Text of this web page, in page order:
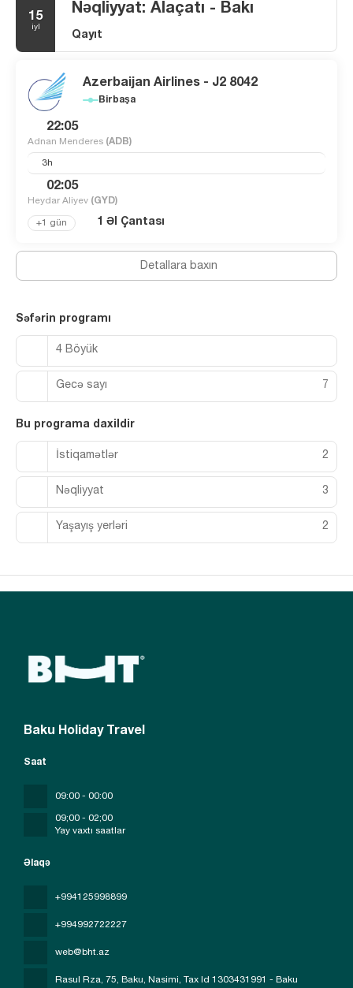
15
iyl
Nəqliyyat: Alaçatı - Bakı
Qayıt
Azerbaijan Airlines - J2 8042
Birbaşa
22:05
Adnan Menderes (ADB)
3h
02:05
Heydar Aliyev (GYD)
+1 gün 1 Əl Çantası
Detallara baxın
Səfərin programı
4 Böyük
Gecə sayı 7
Bu programa daxildir
İstiqamətlər 2
Nəqliyyat 3
Yaşayış yerləri 2
Baku Holiday Travel
Əlaqə
+994125998899
+994992722227
web@bht.az
Rasul Rza, 75, Baku, Nasimi, Tax Id 1303431991 - Baku
Saat
09:00 - 00:00
09;00 - 02;00
Yay vaxtı saatlar